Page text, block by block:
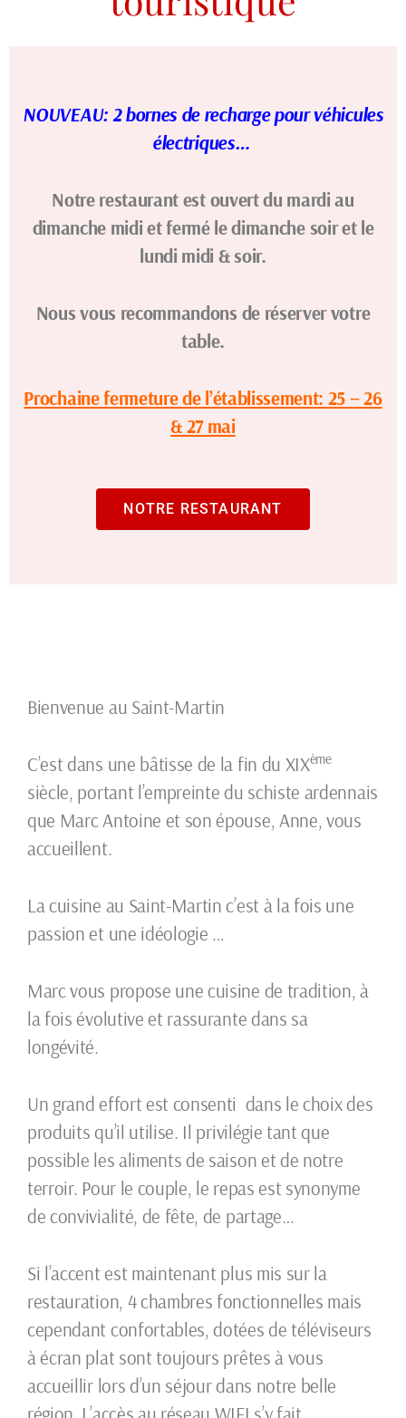
NOUVEAU: 2 bornes de recharge pour véhicules
électriques…
Notre restaurant est ouvert du mardi au
dimanche midi et fermé le dimanche soir et le
lundi midi & soir.
Nous vous recommandons de réserver votre
table.
Prochaine fermeture de l’établissement: 25 – 26
& 27 mai
NOTRE RESTAURANT
Bienvenue au Saint-Martin
C’est dans une bâtisse de la fin du XIXème
siècle, portant l’empreinte du schiste ardennais
que Marc Antoine et son épouse, Anne, vous
accueillent.
La cuisine au Saint-Martin c’est à la fois une
passion et une idéologie …
Marc vous propose une cuisine de tradition, à
la fois évolutive et rassurante dans sa
longévité.
Un grand effort est consenti dans le choix des
produits qu’il utilise. Il privilégie tant que
possible les aliments de saison et de notre
terroir. Pour le couple, le repas est synonyme
de convivialité, de fête, de partage…
Si l’accent est maintenant plus mis sur la
restauration, 4 chambres fonctionnelles mais
cependant confortables, dotées de téléviseurs
à écran plat sont toujours prêtes à vous
accueillir lors d’un séjour dans notre belle